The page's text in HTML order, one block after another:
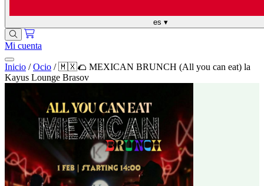
es ▾
Mi cuenta
Inicio / Ocio / 🇲🇽🌮 MEXICAN BRUNCH (All you can eat) la
Kayus Lounge Brasov